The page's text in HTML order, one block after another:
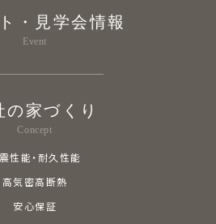
・見学会情報
Event
の家づくり
Concept
性能・耐久性能
高気密高断熱
安心保証